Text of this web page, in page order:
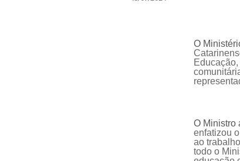
O
O Ministro
enfatizou
ao
todo o